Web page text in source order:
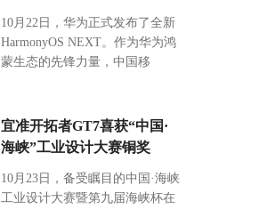
10月22日，华为正式发布了全新
HarmonyOS NEXT。作为华为鸿
蒙生态的先锋力量，中国移
宜准开拓者GT7喜获“中国·
海峡”工业设计大赛铜奖
10月23日，备受瞩目的中国·海峡
工业设计大赛暨第九届海峡杯在